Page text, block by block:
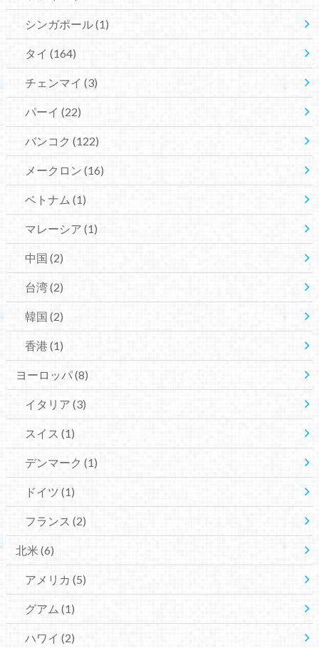
シンガポール(1)
タイ (164)
チェンマイ (3)
パーイ (22)
バンコク (122)
メークロン (16)
ベトナム (1)
マレーシア (1)
中国 (2)
台湾(2)
韓国 (2)
香港 (1)
ヨーロッパ(8)
イタリア (3)
スイス (1)
デンマーク (1)
ドイツ (1)
フランス (2)
北米 (6)
アメリカ (5)
グアム (1)
ハワイ (2)